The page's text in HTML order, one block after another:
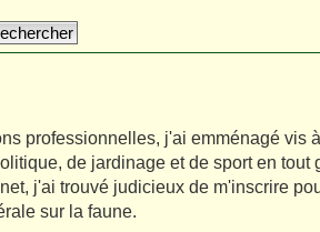
professionnelles, j'ai emménagé vis
de jardinage et de sport en tout
j'ai trouvé judicieux de m'inscrire
sur la faune.